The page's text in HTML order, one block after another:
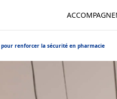
renforcer la sécurité en pharmacie